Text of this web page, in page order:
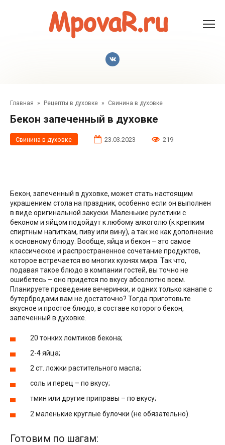
Главная » Рецепты в духовке » Свинина в духовке
Бекон запеченный в духовке
Свинина в духовке 23.03.2023 219
Бекон, запеченный в духовке, может стать настоящим
украшением стола на праздник, особенно если он выполнен
в виде оригинальной закуски. Маленькие рулетики с
беконом и яйцом подойдут к любому алкоголю (к крепким
спиртным напиткам, пиву или вину), а так же как дополнение
к основному блюду. Вообще, яйца и бекон – это самое
классическое и распространенное сочетание продуктов,
которое встречается во многих кухнях мира. Так что,
подавая такое блюдо в компании гостей, вы точно не
ошибетесь – оно придется по вкусу абсолютно всем.
Планируете проведение вечеринки, и одних только канапе с
бутербродами вам не достаточно? Тогда приготовьте
вкусное и простое блюдо, в составе которого бекон,
запеченный в духовке.
20 тонких ломтиков бекона;
2-4 яйца;
2 ст. ложки растительного масла;
соль и перец – по вкусу;
тмин или другие приправы – по вкусу;
2 маленькие круглые булочки (не обязательно).
Готовим по шагам: